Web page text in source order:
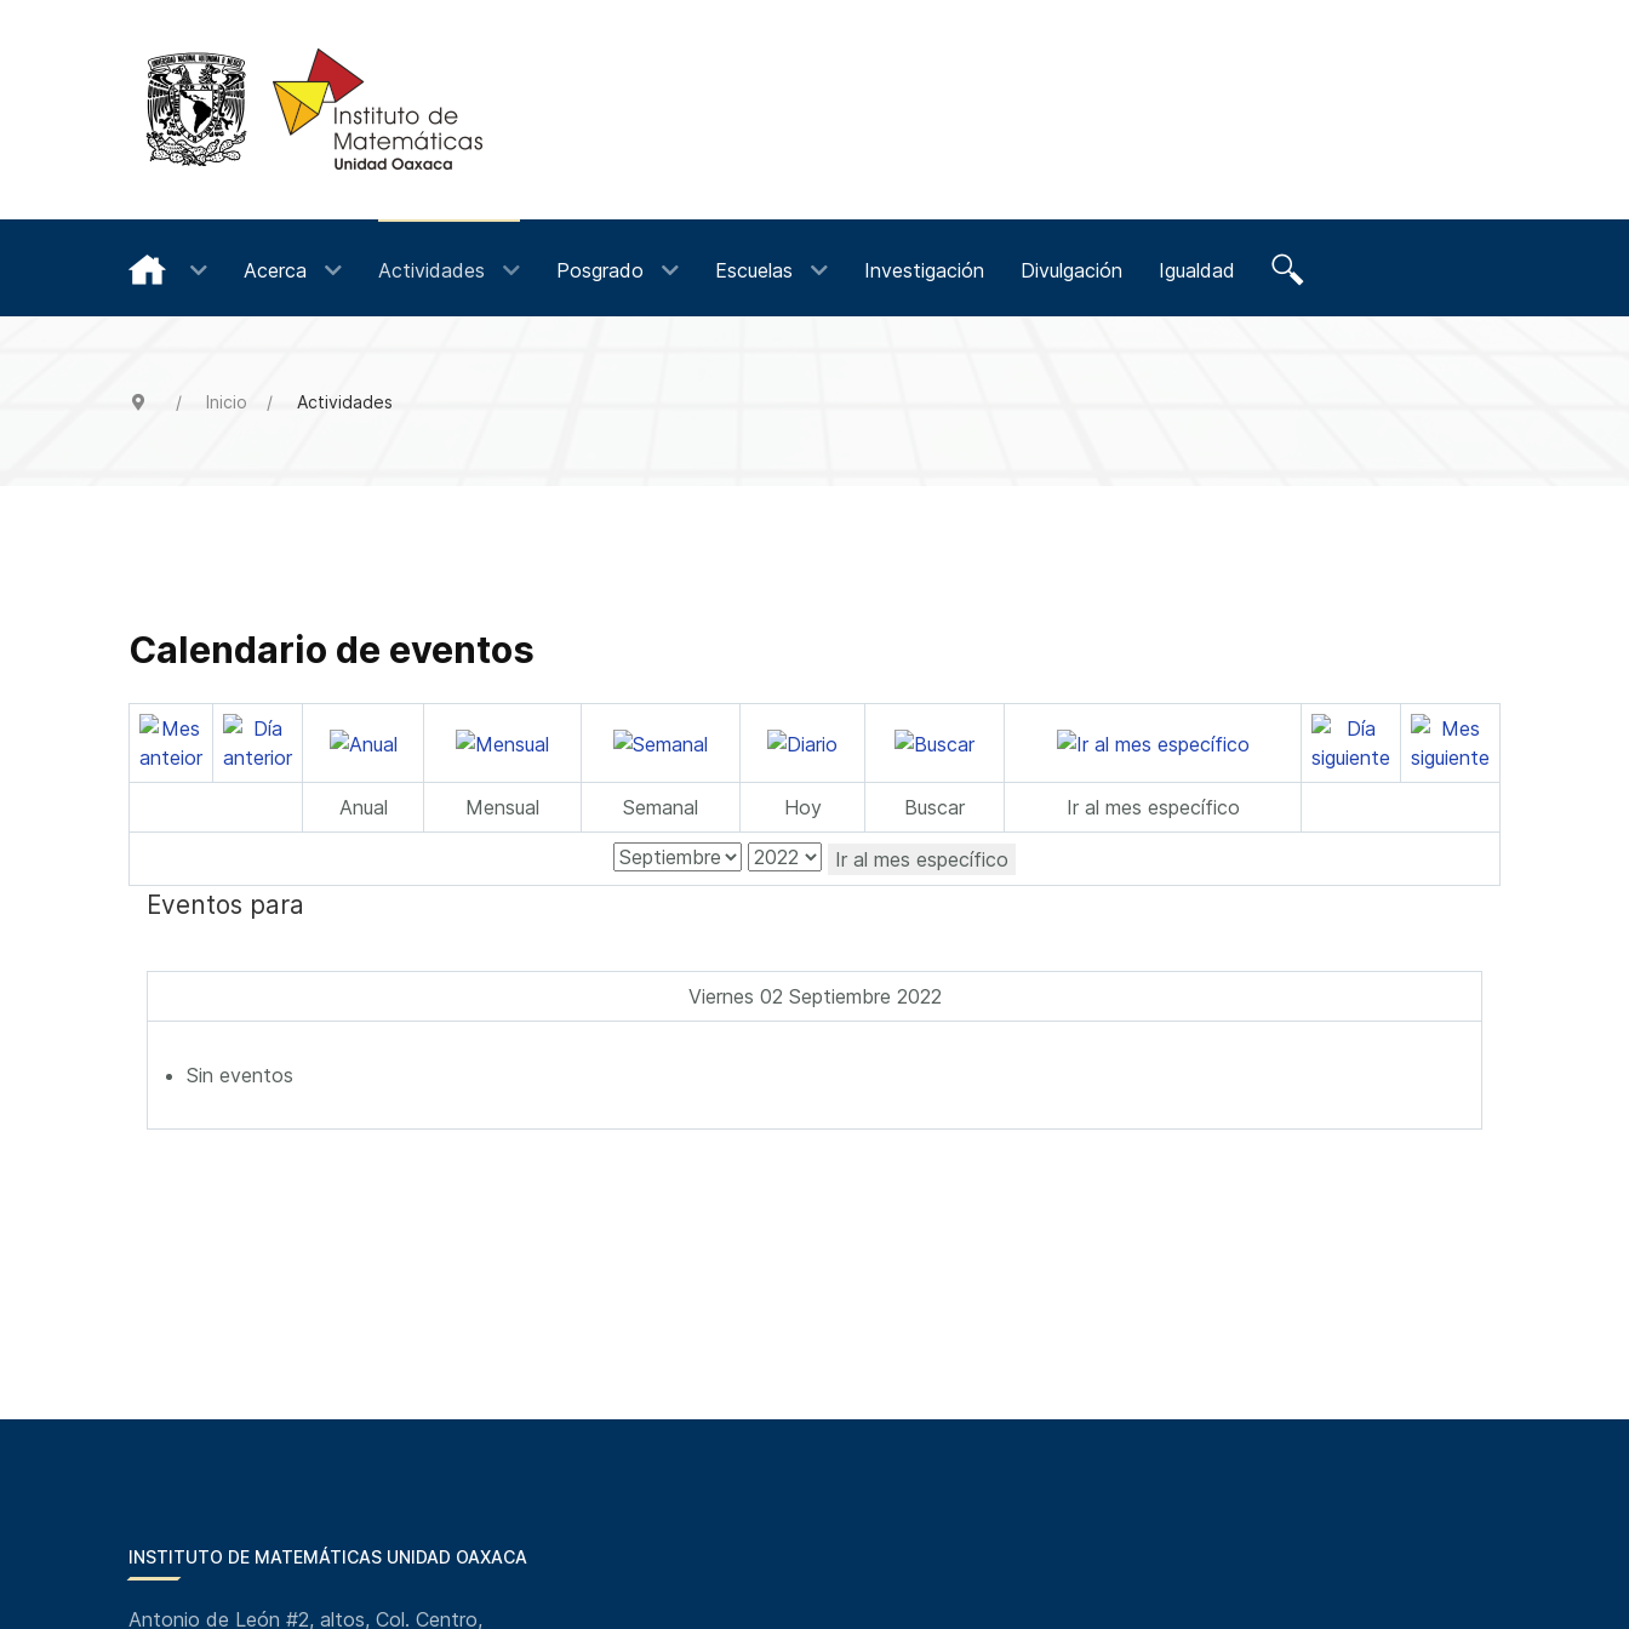
Acerca Actividades Posgrado Escuelas Investigación Divulgación Igualdad
Inicio Actividades
Calendario de eventos
Anual Mensual Semanal Hoy Buscar Ir al mes específico
Ir al mes específico
Eventos para
Viernes 02 Septiembre 2022
Sin eventos
INSTITUTO DE MATEMÁTICAS UNIDAD OAXACA
Antonio de León #2, altos, Col. Centro,